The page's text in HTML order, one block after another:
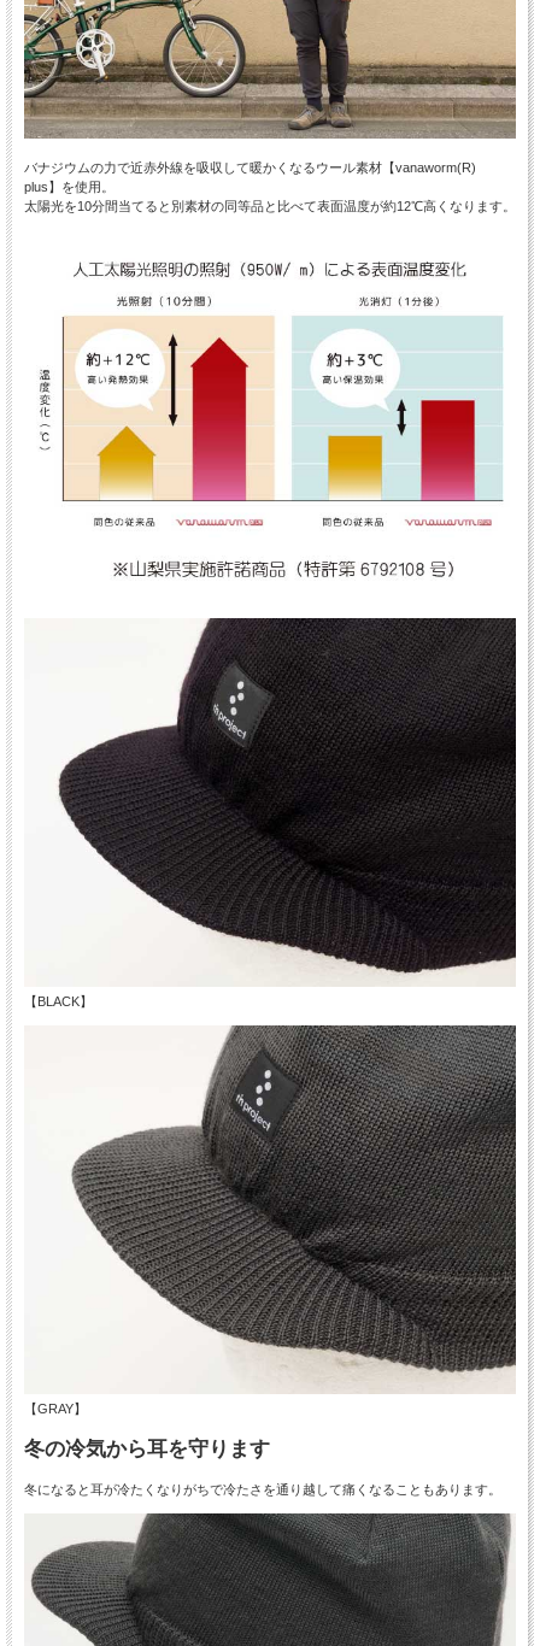
バナジウムの力で近赤外線を吸収して暖かくなるウール素材【vanaworm(R)
plus】を使用。
太陽光を10分間当てると別素材の同等品と比べて表面温度が約12℃高くなります。
【BLACK】
【GRAY】
冬の冷気から耳を守ります
冬になると耳が冷たくなりがちで冷たさを通り越して痛くなることもあります。